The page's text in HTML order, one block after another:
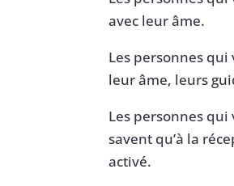
avec leur âme.
Les personnes
leur âme, leurs
Les personnes
savent qu’à la
activé.